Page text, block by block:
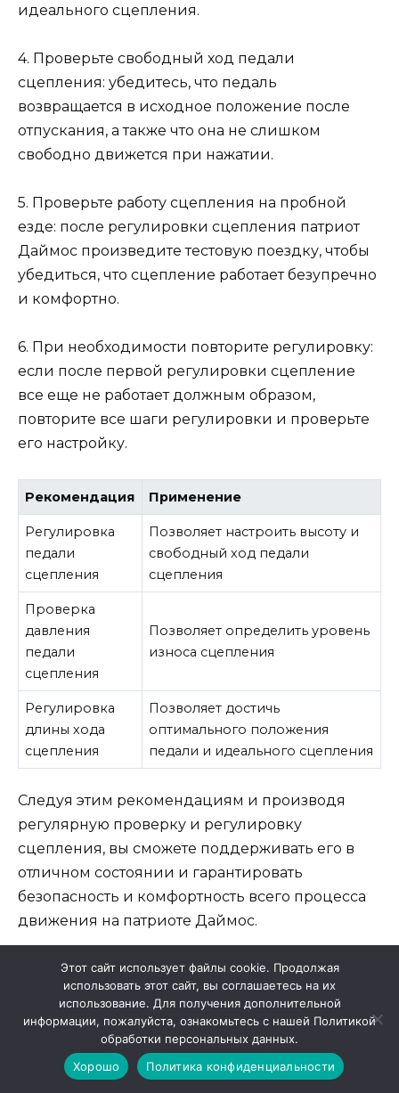
идеального сцепления.
4. Проверьте свободный ход педали
сцепления: убедитесь, что педаль
возвращается в исходное положение после
отпускания, а также что она не слишком
свободно движется при нажатии.
5. Проверьте работу сцепления на пробной
езде: после регулировки сцепления патриот
Даймос произведите тестовую поездку, чтобы
убедиться, что сцепление работает безупречно
и комфортно.
6. При необходимости повторите регулировку:
если после первой регулировки сцепление
все еще не работает должным образом,
повторите все шаги регулировки и проверьте
его настройку.
Рекомендация Применение
Регулировка
педали
сцепления
Позволяет настроить высоту и
свободный ход педали
сцепления
Проверка
давления
педали
сцепления
Позволяет определить уровень
износа сцепления
Регулировка
длины хода
сцепления
Позволяет достичь
оптимального положения
педали и идеального сцепления
Следуя этим рекомендациям и производя
регулярную проверку и регулировку
сцепления, вы сможете поддерживать его в
отличном состоянии и гарантировать
безопасность и комфортность всего процесса
движения на патриоте Даймос.
Часто задаваемые вопросы о
регулировке сцепления
1. Как часто нужно регулировать сцепление
на патриоте Даймос?
Этот сайт использует файлы cookie. Продолжая
использовать этот сайт, вы соглашаетесь на их
использование. Для получения дополнительной
информации, пожалуйста, ознакомьтесь с нашей Политикой
обработки персональных данных.
Хорошо
Политика конфиденциальности